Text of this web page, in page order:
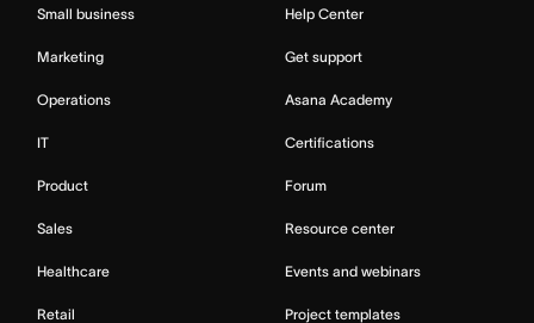
Small business
Marketing
Operations
IT
Product
Sales
Healthcare
Retail
Help Center
Get support
Asana Academy
Certifications
Forum
Resource center
Events and webinars
Project templates